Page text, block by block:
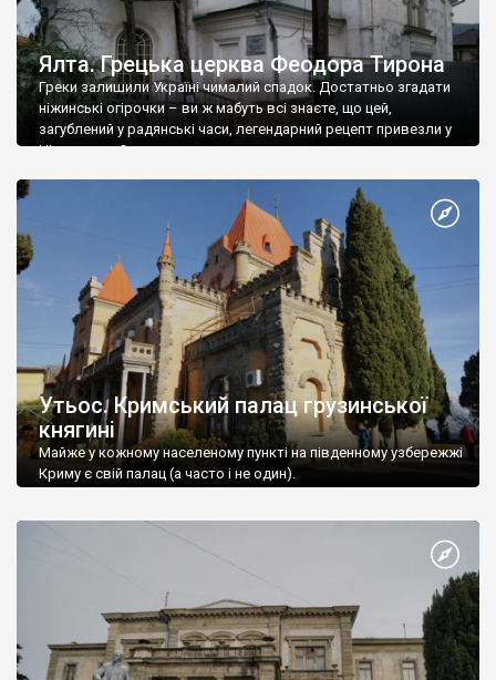
Ялта. Грецька церква Феодора Тирона
Греки залишили Україні чималий спадок. Достатньо згадати
ніжинські огірочки – ви ж мабуть всі знаєте, що цей,
загублений у радянські часи, легендарний рецепт привезли у
Ніжин греки?
Утьос. Кримський палац грузинської
княгині
Майже у кожному населеному пункті на південному узбережжі
Криму є свій палац (а часто і не один).